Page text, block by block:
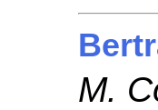
M.